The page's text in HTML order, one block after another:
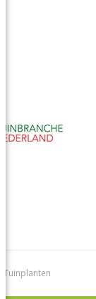
Tuinplanten